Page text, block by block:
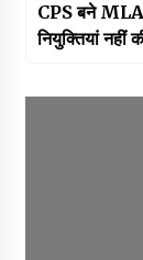
CPS बने MLA
नियुक्तियां नहीं